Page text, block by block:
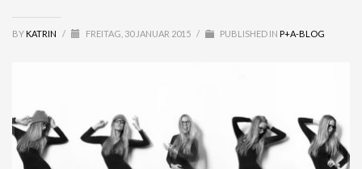
BY KATRIN / FREITAG, 30 JANUAR 2015 / PUBLISHED IN P+A-BLOG